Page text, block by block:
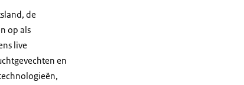
de
op als
live
en